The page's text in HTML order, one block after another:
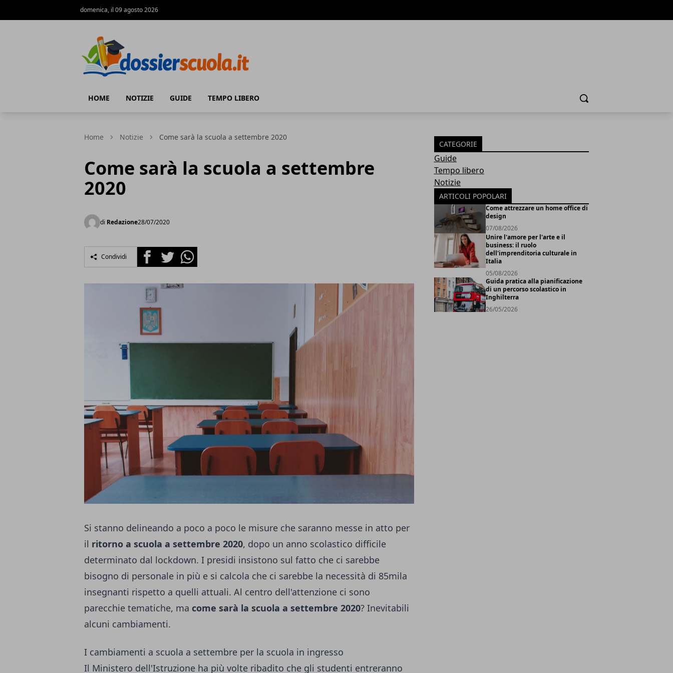
domenica, il 09 agosto 2026
HOME NOTIZIE GUIDE TEMPO LIBERO Cerca
Home Notizie Come sarà la scuola a settembre 2020
Come sarà la scuola a settembre
2020
di Redazione28/07/2020
Condividi FacebookTwitterWhatsapp
Si stanno delineando a poco a poco le misure che saranno messe in atto per
il ritorno a scuola a settembre 2020, dopo un anno scolastico difficile
determinato dal lockdown. I presidi insistono sul fatto che ci sarebbe
bisogno di personale in più e si calcola che ci sarebbe la necessità di 85mila
insegnanti rispetto a quelli attuali. Al centro dell'attenzione ci sono
parecchie tematiche, ma come sarà la scuola a settembre 2020? Inevitabili
alcuni cambiamenti.
I cambiamenti a scuola a settembre per la scuola in ingresso
Il Ministero dell'Istruzione ha più volte ribadito che gli studenti entreranno
CATEGORIE
Guide
Tempo libero
Notizie
ARTICOLI POPOLARI
Come attrezzare un home office di
design
07/08/2026
Unire l'amore per l'arte e il
business: il ruolo
dell'imprenditoria culturale in
Italia
05/08/2026
Guida pratica alla pianificazione
di un percorso scolastico in
Inghilterra
26/05/2026